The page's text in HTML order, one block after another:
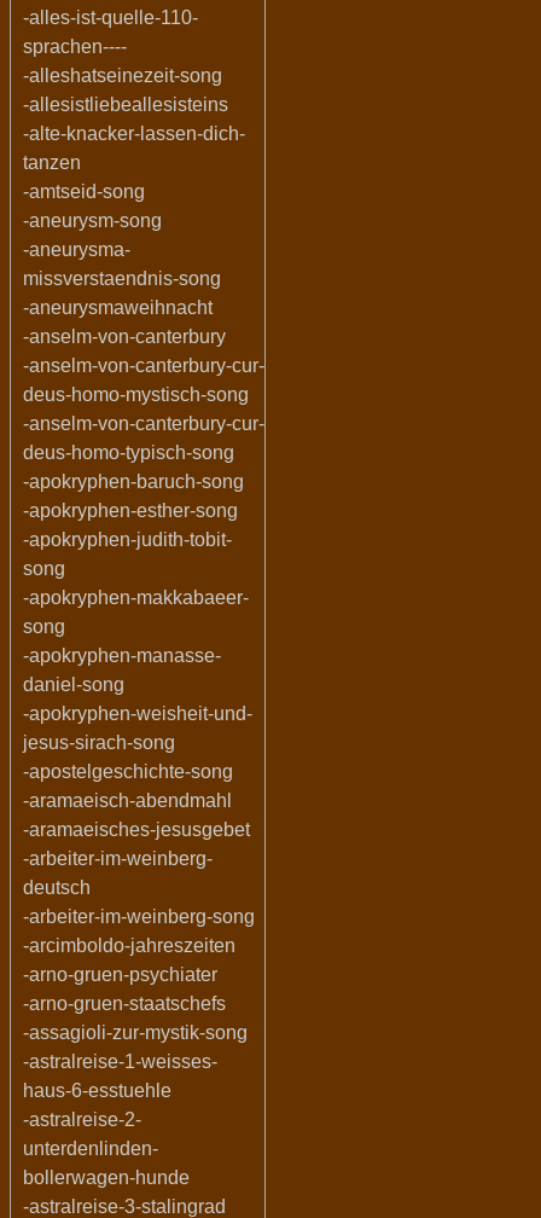
-alles-ist-quelle-110-
sprachen----
-alleshatseinezeit-song
-allesistliebeallesisteins
-alte-knacker-lassen-dich-
tanzen
-amtseid-song
-aneurysm-song
-aneurysma-
missverstaendnis-song
-aneurysmaweihnacht
-anselm-von-canterbury
-anselm-von-canterbury-cur-
deus-homo-mystisch-song
-anselm-von-canterbury-cur-
deus-homo-typisch-song
-apokryphen-baruch-song
-apokryphen-esther-song
-apokryphen-judith-tobit-
song
-apokryphen-makkabaeer-
song
-apokryphen-manasse-
daniel-song
-apokryphen-weisheit-und-
jesus-sirach-song
-apostelgeschichte-song
-aramaeisch-abendmahl
-aramaeisches-jesusgebet
-arbeiter-im-weinberg-
deutsch
-arbeiter-im-weinberg-song
-arcimboldo-jahreszeiten
-arno-gruen-psychiater
-arno-gruen-staatschefs
-assagioli-zur-mystik-song
-astralreise-1-weisses-
haus-6-esstuehle
-astralreise-2-
unterdenlinden-
bollerwagen-hunde
-astralreise-3-stalingrad